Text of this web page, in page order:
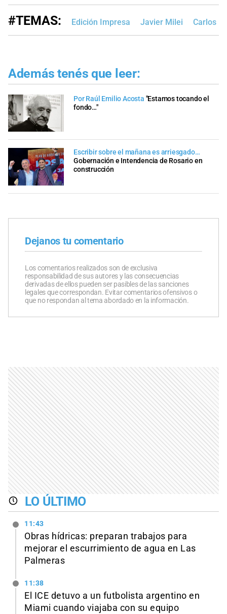
#TEMAS: Edición Impresa Javier Milei Carlos
Además tenés que leer:
Por Raúl Emilio Acosta "Estamos tocando el
fondo…"
Escribir sobre el mañana es arriesgado…
Gobernación e Intendencia de Rosario en
construcción
Dejanos tu comentario
Los comentarios realizados son de exclusiva
responsabilidad de sus autores y las consecuencias
derivadas de ellos pueden ser pasibles de las sanciones
legales que correspondan. Evitar comentarios ofensivos o
que no respondan al tema abordado en la información.
LO ÚLTIMO
11:43
Obras hídricas: preparan trabajos para
mejorar el escurrimiento de agua en Las
Palmeras
11:38
El ICE detuvo a un futbolista argentino en
Miami cuando viajaba con su equipo